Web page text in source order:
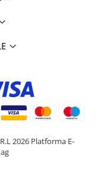
2026 Platforma E-